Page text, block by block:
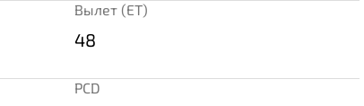
Вылет (ET)
48
PCD